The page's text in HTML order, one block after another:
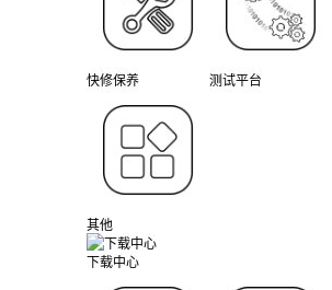
快修保养 测试平台
其他
下载中心